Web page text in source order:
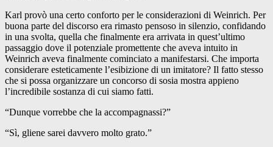
Karl provò una certo conforto per le considerazioni di Weinrich. Per
buona parte del discorso era rimasto pensoso in silenzio, confidando
in una svolta, quella che finalmente era arrivata in quest’ultimo
passaggio dove il potenziale promettente che aveva intuito in
Weinrich aveva finalmente cominciato a manifestarsi. Che importa
considerare esteticamente l’esibizione di un imitatore? Il fatto stesso
che si possa organizzare un concorso di sosia mostra appieno
l’incredibile sostanza di cui siamo fatti.
“Dunque vorrebbe che la accompagnassi?”
“Sì, gliene sarei davvero molto grato.”